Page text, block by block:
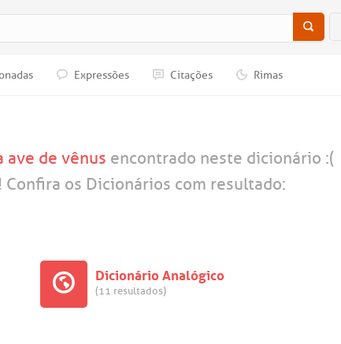
Expressões Citações Rimas
ave de vênus encontrado neste dicionário :(
os Dicionários com resultado:
Dicionário Analógico
(11 resultados)